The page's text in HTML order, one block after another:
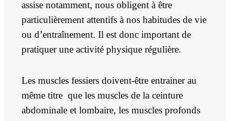
assise notamment, nous obligent à être
particulièrement attentifs à nos habitudes de vie
ou d’entraînement. Il est donc important de
pratiquer une activité physique régulière.
Les muscles fessiers doivent-être entrainer au
même titre que les muscles de la ceinture
abdominale et lombaire, les muscles profonds